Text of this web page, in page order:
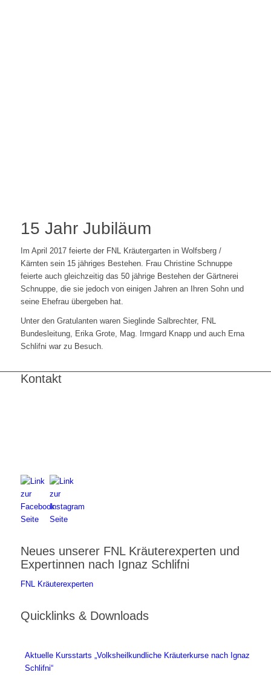
15 Jahr Jubiläum
Im April 2017 feierte der FNL Kräutergarten in Wolfsberg /
Kärnten sein 15 jähriges Bestehen. Frau Christine Schnuppe
feierte auch gleichzeitig das 50 jährige Bestehen der Gärtnerei
Schnuppe, die sie jedoch von einigen Jahren an Ihren Sohn und
seine Ehefrau übergeben hat.
Unter den Gratulanten waren Sieglinde Salbrechter, FNL
Bundesleitung, Erika Grote, Mag. Irmgard Knapp und auch Erna
Schlifni war zu Besuch.
Kontakt
Neues unserer FNL Kräuterexperten und
Expertinnen nach Ignaz Schlifni
FNL Kräuterexperten
Quicklinks & Downloads
Aktuelle Kursstarts „Volksheilkundliche Kräuterkurse nach Ignaz
Schlifni“